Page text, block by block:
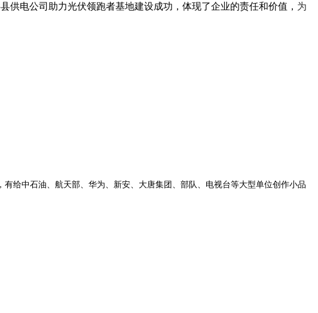
供电公司 助力光伏领跑者基地建设成功，体现了企业的责任和价值， 为
给中石油、航天部、华为、新安、大唐集团、部队、电视台等大型单位创作小品